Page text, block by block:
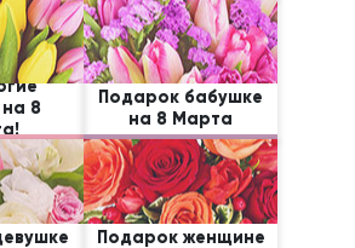
на 8
Подарок бабушке
на 8 Марта
Подарок женщине